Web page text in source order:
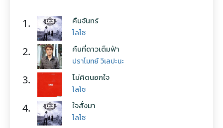
1. คืนจันทร์
โลโซ
2. คืนที่ดาวเต็มฟ้า
ปราโมทย์ วิเลปะนะ
3. ไม่คิดนอกใจ
โลโซ
4. ใจสั่งมา
โลโซ